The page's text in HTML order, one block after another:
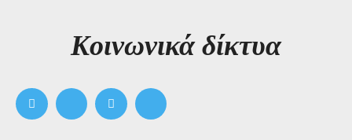
Kοινωνικά δίκτυα